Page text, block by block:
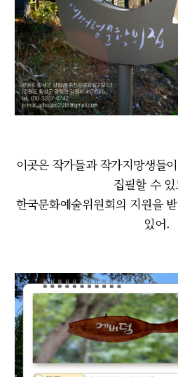
이곳은 작가들과 작가지망생들
집필할 수
한국문화예술위원회의 지원을
있어.